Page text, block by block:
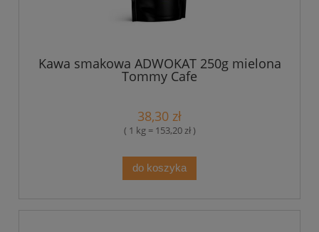
Kawa smakowa ADWOKAT 250g mielona
Tommy Cafe
38,30 zł
( 1 kg = 153,20 zł )
do koszyka